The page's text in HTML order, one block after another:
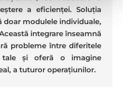
a eficienței. Soluția
doar modulele individuale,
integrare înseamnă
probleme între diferitele
și oferă o imagine
a tuturor operațiunilor.